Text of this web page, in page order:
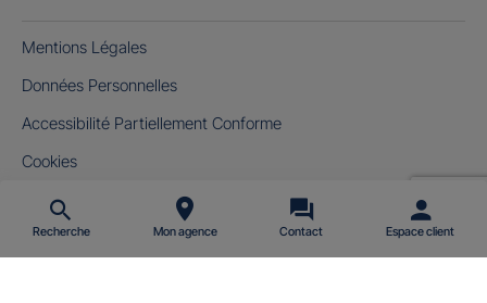
Recherche Mon agence Contact Espace client
Mentions Légales
Données Personnelles
Accessibilité Partiellement Conforme
Cookies
Gérer mes cookies